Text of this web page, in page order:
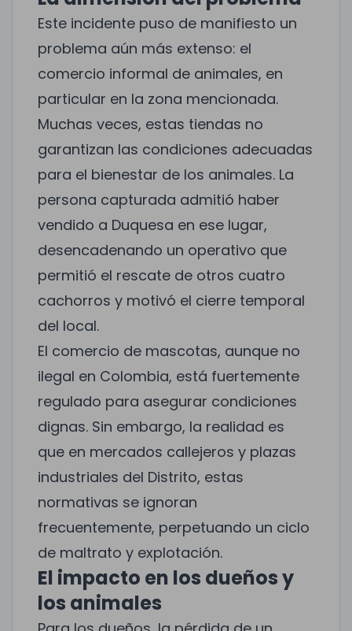
Este incidente puso de manifiesto un
problema aún más extenso: el
comercio informal de animales, en
particular en la zona mencionada.
Muchas veces, estas tiendas no
garantizan las condiciones adecuadas
para el bienestar de los animales. La
persona capturada admitió haber
vendido a Duquesa en ese lugar,
desencadenando un operativo que
permitió el rescate de otros cuatro
cachorros y motivó el cierre temporal
del local.
El comercio de mascotas, aunque no
ilegal en Colombia, está fuertemente
regulado para asegurar condiciones
dignas. Sin embargo, la realidad es
que en mercados callejeros y plazas
industriales del Distrito, estas
normativas se ignoran
frecuentemente, perpetuando un ciclo
de maltrato y explotación.
El impacto en los dueños y
los animales